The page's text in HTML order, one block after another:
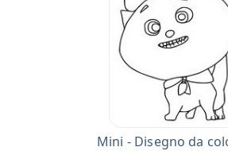
Mini - Disegno da